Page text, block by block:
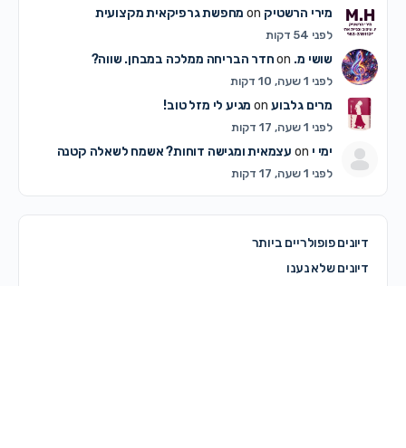
מירי הרשטיקon מחפשת גרפיקאית מקצועית
לפני 54 דקות
שושי מ.on חדר הבריחה ממלכה במבחן. שווה?
לפני 1 שעה, 10 דקות
מרים גלבועon מגיע לי מזל טוב!
לפני 1 שעה, 17 דקות
ימי י on עצמאית ומגישה דוחות? אשמח לשאלה קטנה
לפני 1 שעה, 17 דקות
דיונים פופולריים ביותר
דיונים שלא נענו